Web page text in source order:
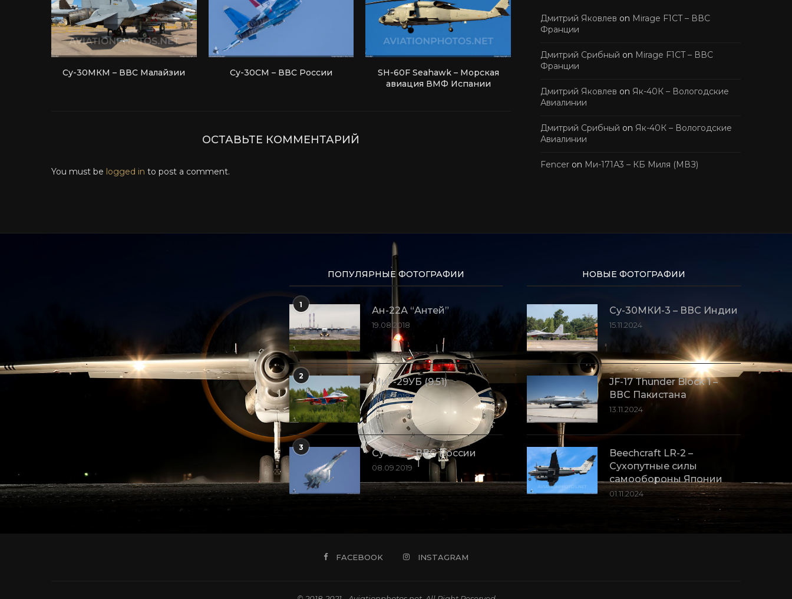
Су-30МКМ – ВВС Малайзии Су-30СМ – ВВС России
SH-60F Seahawk – Морская
авиация ВМФ Испании
ОСТАВЬТЕ КОММЕНТАРИЙ
You must be logged in to post a comment.
Дмитрий Яковлев on Mirage F1CT – ВВС
Франции
Дмитрий Срибный on Mirage F1CT – ВВС
Франции
Дмитрий Яковлев on Як-40К – Вологодские
Авиалинии
Дмитрий Срибный on Як-40К – Вологодские
Авиалинии
Fencer on Ми-171А3 – КБ Миля (МВЗ)
ПОПУЛЯРНЫЕ ФОТОГРАФИИ
1
Ан-22А “Антей”
19.08.2018
2
МиГ-29УБ (9.51)
10.09.2018
3
Су-35С – ВВС России
08.09.2019
НОВЫЕ ФОТОГРАФИИ
Су-30МКИ-3 – ВВС Индии
15.11.2024
JF-17 Thunder Block 1 –
ВВС Пакистана
13.11.2024
Beechcraft LR-2 –
Сухопутные силы
самообороны Японии
01.11.2024
FACEBOOK INSTAGRAM